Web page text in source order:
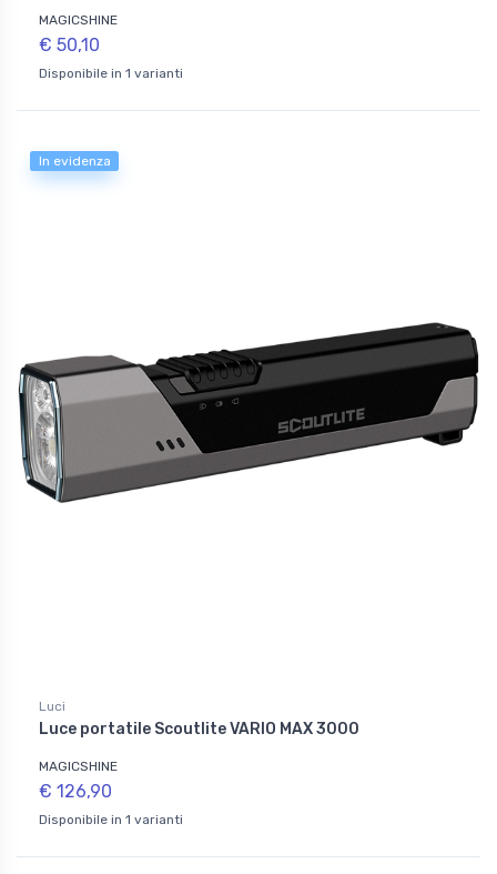
MAGICSHINE
€ 50,10
Disponibile in 1 varianti
In evidenza
Luci
Luce portatile Scoutlite VARIO MAX 3000
MAGICSHINE
€ 126,90
Disponibile in 1 varianti